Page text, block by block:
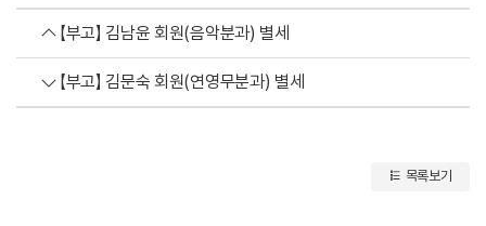
【부고】 김남윤 회원(음악분과) 별세
【부고】 김문숙 회원(연영무분과) 별세
목록보기